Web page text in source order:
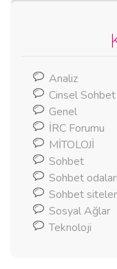
Analiz
Cinsel Sohbet
Genel
İRC Forumu
MİTOLOJİ
Sohbet
Sohbet odalari
Sohbet
Sosyal Ağlar
Teknoloji